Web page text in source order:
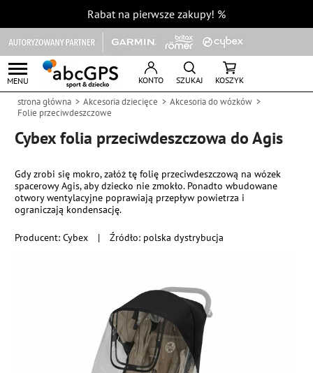
Rabat na pierwsze zakupy! %
MENU KONTO SZUKAJ KOSZYK
strona główna Akcesoria dziecięce
Akcesoria do wózków
Folie przeciwdeszczowe
Cybex folia przeciwdeszczowa do Agis
Producent:Cybex | Źródło: polska dystrybucja
Gdy zrobi się mokro, załóż tę folię przeciwdeszczową na wózek
spacerowy Agis, aby dziecko nie zmokło. Ponadto wbudowane
otwory wentylacyjne poprawiają przepływ powietrza i
ograniczają kondensację.